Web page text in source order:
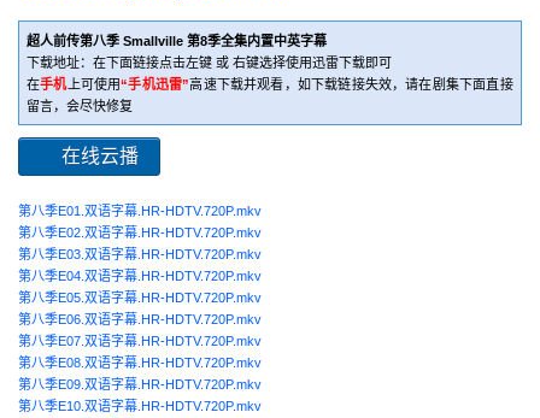
超人前传第八季 Smallville 第8季全集内置中英字幕
下载地址：在下面链接点击左键 或 右键选择使用迅雷下载即可
在手机上可使用“手机迅雷”高速下载并观看，如下载链接失效，请在剧集下面直接
留言，会尽快修复
在线云播
第八季E01.双语字幕.HR-HDTV.720P.mkv
第八季E02.双语字幕.HR-HDTV.720P.mkv
第八季E03.双语字幕.HR-HDTV.720P.mkv
第八季E04.双语字幕.HR-HDTV.720P.mkv
第八季E05.双语字幕.HR-HDTV.720P.mkv
第八季E06.双语字幕.HR-HDTV.720P.mkv
第八季E07.双语字幕.HR-HDTV.720P.mkv
第八季E08.双语字幕.HR-HDTV.720P.mkv
第八季E09.双语字幕.HR-HDTV.720P.mkv
第八季E10.双语字幕.HR-HDTV.720P.mkv